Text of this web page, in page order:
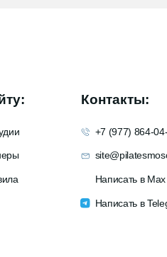
Договор оферты
Написать в Max
Написать в Telegram